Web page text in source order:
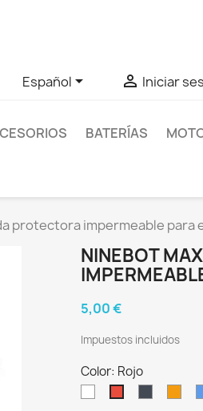
Español  Iniciar
BATERÍAS
protectora impermeable para
NINEBOT
5,00 €
Impuestos incluidos
Color: Rojo